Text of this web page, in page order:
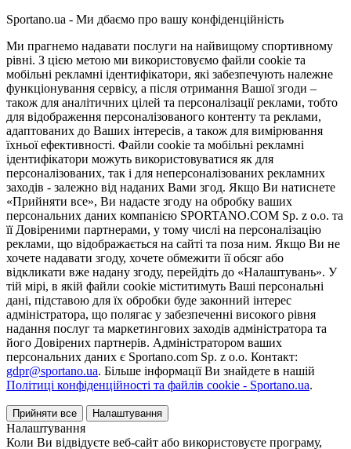
Sportano.ua - Ми дбаємо про вашу конфіденційність
Ми прагнемо надавати послуги на найвищому спортивному
рівні. З цією метою ми використовуємо файли cookie та
мобільні рекламні ідентифікатори, які забезпечують належне
функціонування сервісу, а після отримання Вашої згоди –
також для аналітичних цілей та персоналізації реклами, тобто
для відображення персоналізованого контенту та реклами,
адаптованих до Ваших інтересів, а також для вимірювання
їхньої ефективності. Файли cookie та мобільні рекламні
ідентифікатори можуть використовуватися як для
персоналізованих, так і для неперсоналізованих рекламних
заходів - залежно від наданих Вами згод. Якщо Ви натиснете
«Прийняти все», Ви надасте згоду на обробку ваших
персональних даних компанією SPORTANO.COM Sp. z o.o. та
її Довіреними партнерами, у тому числі на персоналізацію
реклами, що відображається на сайті та поза ним. Якщо Ви не
хочете надавати згоду, хочете обмежити її обсяг або
відкликати вже надану згоду, перейдіть до «Налаштувань». У
тій мірі, в якій файли cookie міститимуть Ваші персональні
дані, підставою для їх обробки буде законний інтерес
адміністратора, що полягає у забезпеченні високого рівня
надання послуг та маркетингових заходів адміністратора та
його Довірених партнерів. Адміністратором ваших
персональних даних є Sportano.com Sp. z o.o. Контакт:
gdpr@sportano.ua. Більше інформації Ви знайдете в нашій
Політиці конфіденційності та файлів cookie - Sportano.ua.
Прийняти все Налаштування
Налаштування
Коли Ви відвідуєте веб-сайт або використовуєте програму,